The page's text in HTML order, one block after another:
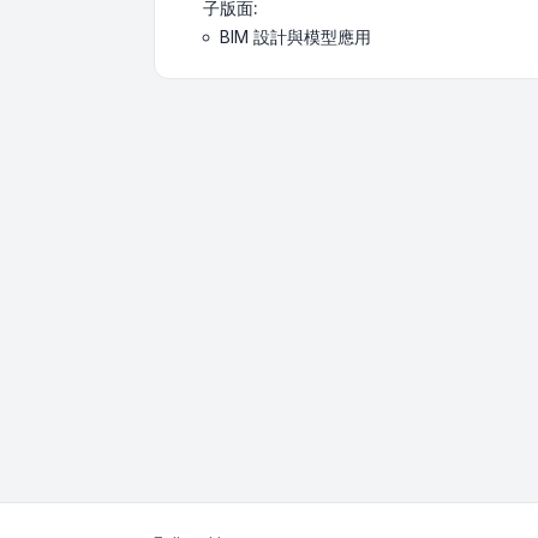
子版面:
BIM 設計與模型應用